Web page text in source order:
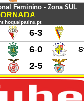
Feminino - Zona SUL
hoqueipatins.pt
6-3
6-0
2-5